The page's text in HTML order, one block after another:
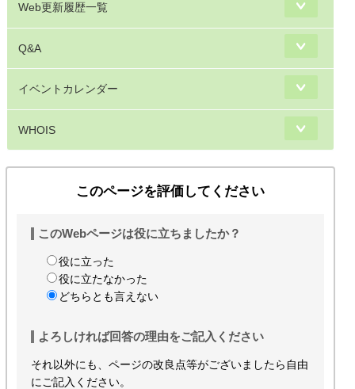
Web更新履歴一覧
Q&A
イベントカレンダー
WHOIS
このページを評価してください
このWebページは役に立ちましたか？
役に立った
役に立たなかった
どちらとも言えない
よろしければ回答の理由をご記入ください
それ以外にも、ページの改良点等がございましたら自由
にご記入ください。